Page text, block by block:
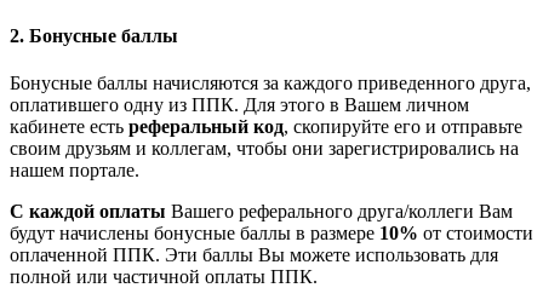
2. Бонусные баллы
Бонусные баллы начисляются за каждого приведенного друга,
оплатившего одну из ППК. Для этого в Вашем личном
кабинете есть реферальный код, скопируйте его и отправьте
своим друзьям и коллегам, чтобы они зарегистрировались на
нашем портале.
С каждой оплаты Вашего реферального друга/коллеги Вам
будут начислены бонусные баллы в размере 10% от стоимости
оплаченной ППК. Эти баллы Вы можете использовать для
полной или частичной оплаты ППК.